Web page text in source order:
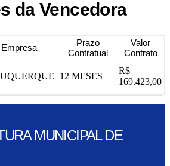
da Vencedora
Empresa
Prazo
Contratual
Valor
Contrato
12 MESES
R$
169.423,00
MUNICIPAL DE